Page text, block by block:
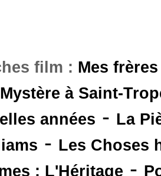
film : Mes
Mystère à Saint-
années - La
- Les Choses
: L'Héritage -